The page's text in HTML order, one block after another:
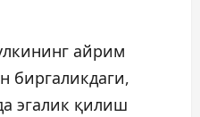
айрим
биргаликдаги,
эгалик қилиш